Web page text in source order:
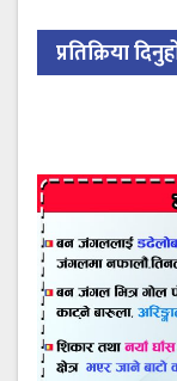
प्रतिक्रिया